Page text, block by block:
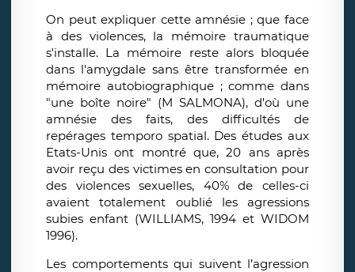
On peut expliquer cette amnésie ; que face
à des violences, la mémoire traumatique
s'installe. La mémoire reste alors bloquée
dans l'amygdale sans être transformée en
mémoire autobiographique ; comme dans
"une boîte noire" (M SALMONA), d'où une
amnésie des faits, des difficultés de
repérages temporo spatial. Des études aux
Etats-Unis ont montré que, 20 ans après
avoir reçu des victimes en consultation pour
des violences sexuelles, 40% de celles-ci
avaient totalement oublié les agressions
subies enfant (WILLIAMS, 1994 et WIDOM
1996).
Les comportements qui suivent l’agression